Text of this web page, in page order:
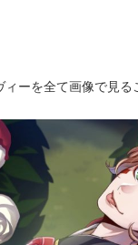
ーを全て画像で見る